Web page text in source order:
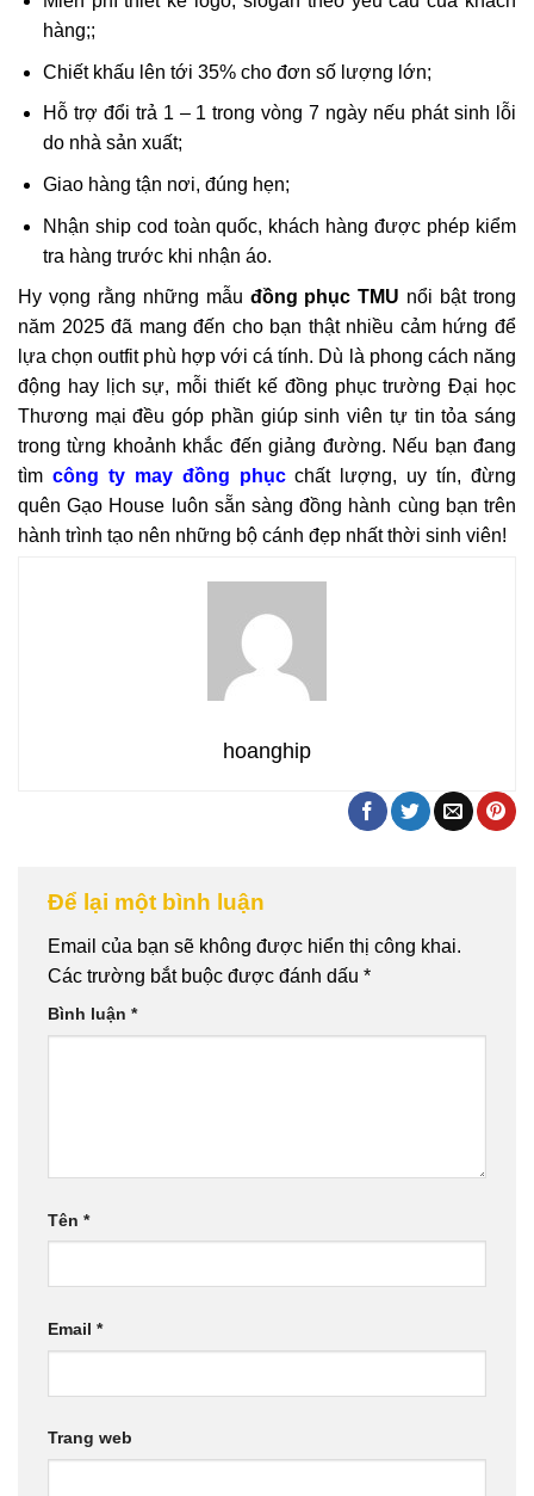
hàng;;
Chiết khấu lên tới 35% cho đơn số lượng lớn;
Hỗ trợ đổi trả 1 – 1 trong vòng 7 ngày nếu phát sinh lỗi
do nhà sản xuất;
Giao hàng tận nơi, đúng hẹn;
Nhận ship cod toàn quốc, khách hàng được phép kiểm
tra hàng trước khi nhận áo.
Hy vọng rằng những mẫu đồng phục TMU nổi bật trong
năm 2025 đã mang đến cho bạn thật nhiều cảm hứng để
lựa chọn outfit phù hợp với cá tính. Dù là phong cách năng
động hay lịch sự, mỗi thiết kế đồng phục trường Đại học
Thương mại đều góp phần giúp sinh viên tự tin tỏa sáng
trong từng khoảnh khắc đến giảng đường. Nếu bạn đang
tìm công ty may đồng phụcchất lượng, uy tín, đừng
quên Gạo House luôn sẵn sàng đồng hành cùng bạn trên
hành trình tạo nên những bộ cánh đẹp nhất thời sinh viên!
hoanghip
Để lại một bình luận
Email của bạn sẽ không được hiển thị công khai.
Các trường bắt buộc được đánh dấu *
Bình luận *
Tên *
Email *
Trang web